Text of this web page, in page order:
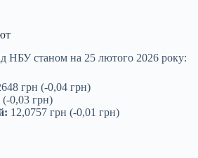
НБУ станом на 25 лютого 2026 року:
грн (-0,04 грн)
(-0,03 грн)
12,0757 грн (-0,01 грн)